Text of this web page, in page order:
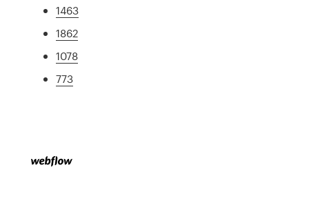
1463
1862
1078
773